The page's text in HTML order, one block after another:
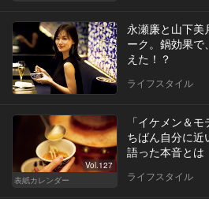
永瀬廉と山下美
ーク。鍋効果で
えた！？
ライフスタイル
Vol.127
表紙カレンダー
「イケメン＆
ちばん自分に
語った本音とは
ライフスタイル